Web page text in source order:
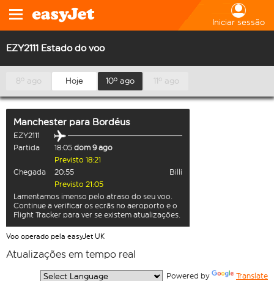
Iniciar sessão
EZY2111 Estado do voo
8º ago Hoje 10º ago 11º ago
Manchester para Bordéus
EZY2111
Partida
18:05 dom 9 ago
Previsto 18:21
Chegada
20:55
Billi
Previsto 21:05
Lamentamos imenso pelo atraso do seu voo.
Continue a verificar os ecrãs no aeroporto e o
Flight Tracker para ver se existem atualizações.
Voo operado pela easyJet UK
Atualizações em tempo real
Powered by Translate